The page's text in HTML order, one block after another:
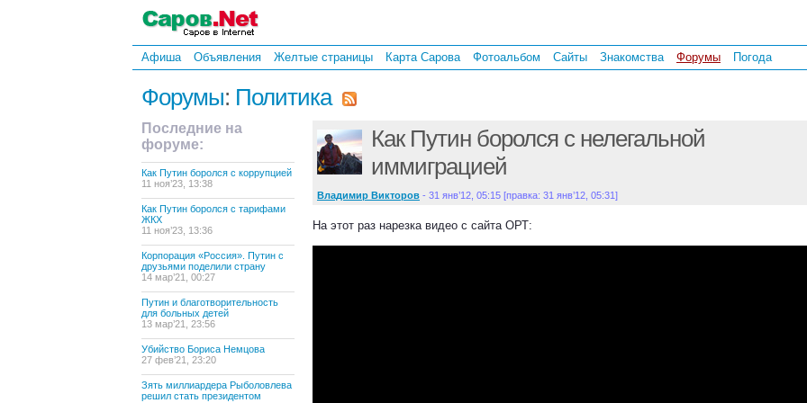
Афиша Объявления Желтые страницы Карта Сарова Фотоальбом Сайты Знакомства Форумы Погода
Форумы: Политика
Последние на
форуме:
Как Путин боролся с коррупцией
11 ноя’23, 13:38
Как Путин боролся с тарифами
ЖКХ
11 ноя’23, 13:36
Корпорация «Россия». Путин с
друзьями поделили страну
14 мар’21, 00:27
Путин и благотворительность
для больных детей
13 мар’21, 23:56
Убийство Бориса Немцова
27 фев’21, 23:20
Зять миллиардера Рыболовлева
решил стать президентом
Как Путин боролся с нелегальной
иммиграцией
Владимир Викторов - 31 янв’12, 05:15 [правка: 31 янв’12, 05:31]
На этот раз нарезка видео с сайта ОРТ: